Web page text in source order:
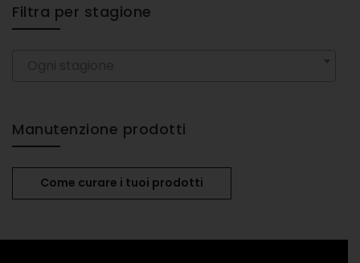
Filtra per stagione
Manutenzione prodotti
Come curare i tuoi prodotti